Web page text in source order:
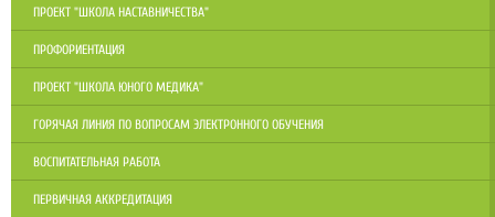
ПРОЕКТ "ШКОЛА НАСТАВНИЧЕСТВА"
ПРОФОРИЕНТАЦИЯ
ПРОЕКТ "ШКОЛА ЮНОГО МЕДИКА"
ГОРЯЧАЯ ЛИНИЯ ПО ВОПРОСАМ ЭЛЕКТРОННОГО ОБУЧЕНИЯ
ВОСПИТАТЕЛЬНАЯ РАБОТА
ПЕРВИЧНАЯ АККРЕДИТАЦИЯ